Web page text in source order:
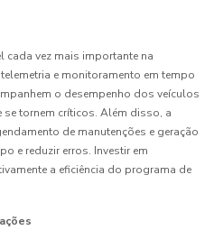
vez mais importante na
e monitoramento em tempo
o desempenho dos veículos
tornem críticos. Além disso, a
de manutenções e geração
e reduzir erros. Investir em
a eficiência do programa de